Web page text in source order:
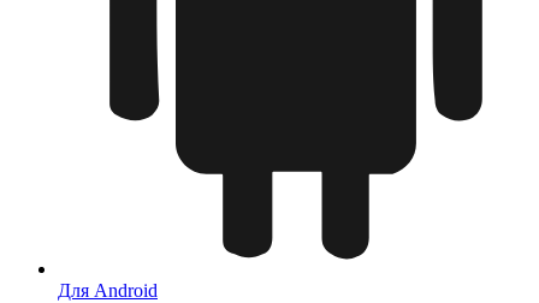
Для Android